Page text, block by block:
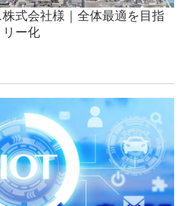
式会社様｜全体最適を目指
リー化